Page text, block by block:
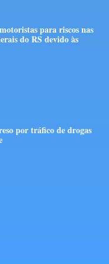
para riscos nas
do RS devido às
por tráfico de drogas